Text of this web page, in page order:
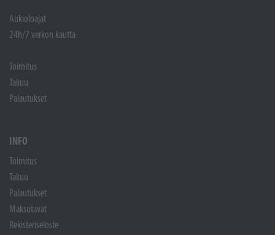
Aukioloajat
24h/7 verkon kautta
Toimitus
Takuu
Palautukset
INFO
Toimitus
Takuu
Palautukset
Maksutavat
Rekisteriseloste